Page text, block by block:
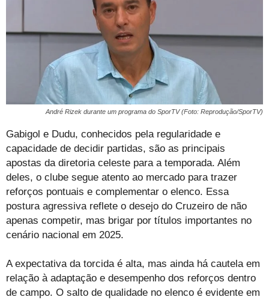
André Rizek durante um programa do SporTV (Foto: Reprodução/SporTV)
Gabigol e Dudu, conhecidos pela regularidade e
capacidade de decidir partidas, são as principais
apostas da diretoria celeste para a temporada. Além
deles, o clube segue atento ao mercado para trazer
reforços pontuais e complementar o elenco. Essa
postura agressiva reflete o desejo do Cruzeiro de não
apenas competir, mas brigar por títulos importantes no
cenário nacional em 2025.
A expectativa da torcida é alta, mas ainda há cautela em
relação à adaptação e desempenho dos reforços dentro
de campo. O salto de qualidade no elenco é evidente em